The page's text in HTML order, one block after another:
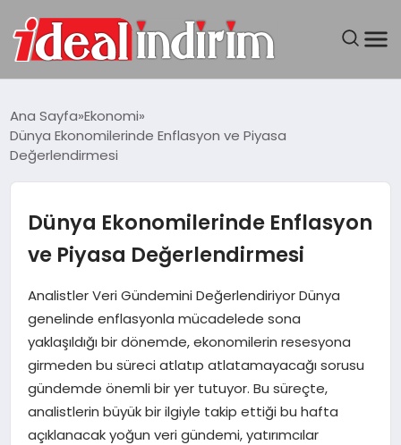
BILGISAYAR
SEYAHAT
TEKNOLOJI
YAŞAM
Ana Sayfa Ekonomi
Dünya Ekonomilerinde Enflasyon ve Piyasa
Değerlendirmesi
Dünya Ekonomilerinde Enflasyon
ve Piyasa Değerlendirmesi
Analistler Veri Gündemini Değerlendiriyor Dünya
genelinde enflasyonla mücadelede sona
yaklaşıldığı bir dönemde, ekonomilerin resesyona
girmeden bu süreci atlatıp atlatamayacağı sorusu
gündemde önemli bir yer tutuyor. Bu süreçte,
analistlerin büyük bir ilgiyle takip ettiği bu hafta
açıklanacak yoğun veri gündemi, yatırımcılar